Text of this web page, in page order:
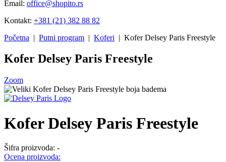
Email: office@shopito.rs
Kontakt: +381 (21) 382 88 82
Početna | Putni program | Koferi | Kofer Delsey Paris Freestyle
Kofer Delsey Paris Freestyle
Zoom
Kofer Delsey Paris Freestyle
Šifra proizvoda: -
Ocena proizvoda: